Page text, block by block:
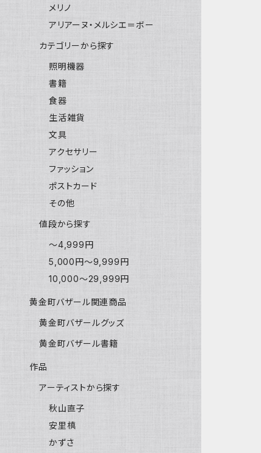
メリノ
アリアーヌ・メルシエ＝ボー
カテゴリーから探す
照明機器
書籍
食器
生活雑貨
文具
アクセサリー
ファッション
ポストカード
その他
値段から探す
〜4,999円
5,000円〜9,999円
10,000〜29,999円
黄金町バザール関連商品
黄金町バザールグッズ
黄金町バザール書籍
作品
アーティストから探す
秋山直子
安里槙
かずさ